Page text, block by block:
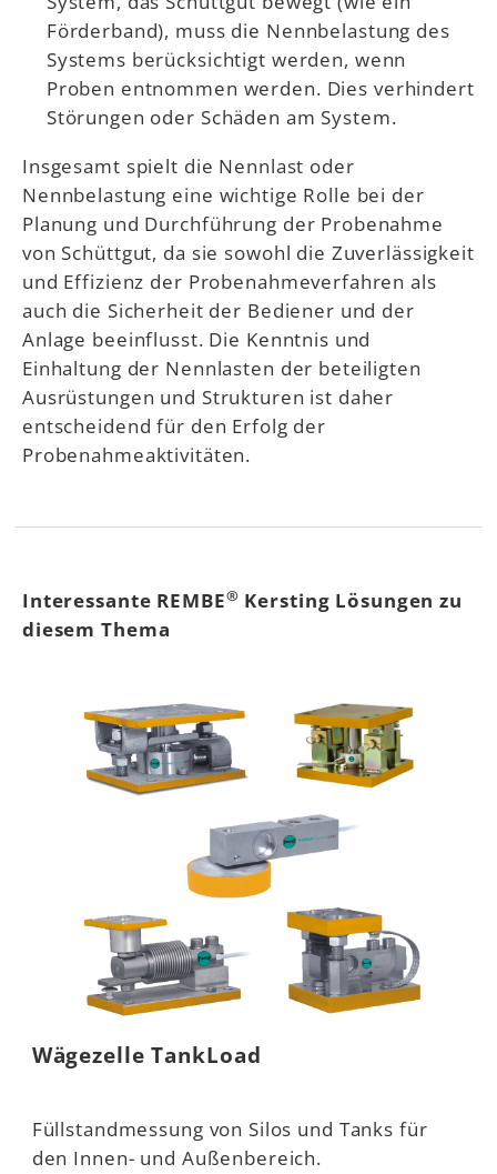
Förderband), muss die Nennbelastung des
Systems berücksichtigt werden, wenn
Proben entnommen werden. Dies verhindert
Störungen oder Schäden am System.
Insgesamt spielt die Nennlast oder
Nennbelastung eine wichtige Rolle bei der
Planung und Durchführung der Probenahme
von Schüttgut, da sie sowohl die Zuverlässigkeit
und Effizienz der Probenahmeverfahren als
auch die Sicherheit der Bediener und der
Anlage beeinflusst. Die Kenntnis und
Einhaltung der Nennlasten der beteiligten
Ausrüstungen und Strukturen ist daher
entscheidend für den Erfolg der
Probenahmeaktivitäten.
Interessante REMBE® Kersting Lösungen zu
diesem Thema
Wägezelle TankLoad
Füllstandmessung von Silos und Tanks für
den Innen- und Außenbereich.